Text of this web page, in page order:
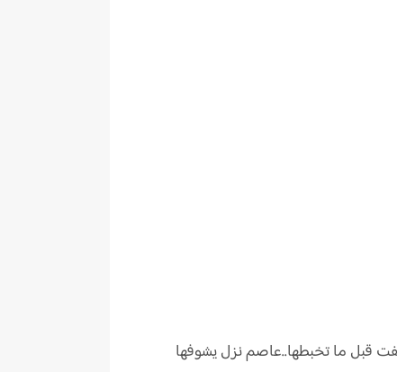
قبل ما تخبطها..عاصم نزل يشوفها